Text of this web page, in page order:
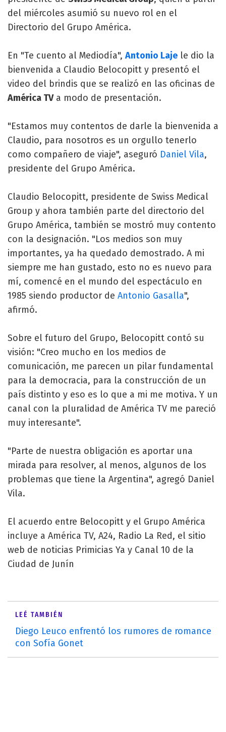
del miércoles asumió su nuevo rol en el
Directorio del Grupo América.
En "Te cuento al Mediodía", Antonio Laje le dio la
bienvenida a Claudio Belocopitt y presentó el
video del brindis que se realizó en las oficinas de
América TVa modo de presentación.
"Estamos muy contentos de darle la bienvenida a
Claudio, para nosotros es un orgullo tenerlo
como compañero de viaje", aseguró Daniel Vila,
presidente del Grupo América.
Claudio Belocopitt, presidente de Swiss Medical
Group y ahora también parte del directorio del
Grupo América, también se mostró muy contento
con la designación. "Los medios son muy
importantes, ya ha quedado demostrado. A mi
siempre me han gustado, esto no es nuevo para
mí, comencé en el mundo del espectáculo en
1985 siendo productor de Antonio Gasalla",
afirmó.
Sobre el futuro del Grupo, Belocopitt contó su
visión: "Creo mucho en los medios de
comunicación, me parecen un pilar fundamental
para la democracia, para la construcción de un
país distinto y eso es lo que a mi me motiva. Y un
canal con la pluralidad de América TV me pareció
muy interesante".
"Parte de nuestra obligación es aportar una
mirada para resolver, al menos, algunos de los
problemas que tiene la Argentina", agregó Daniel
Vila.
El acuerdo entre Belocopitt y el Grupo América
incluye a América TV, A24, Radio La Red, el sitio
web de noticias Primicias Ya y Canal 10 de la
Ciudad de Junín
LEÉ TAMBIÉN
Diego Leuco enfrentó los rumores de romance
con Sofía Gonet